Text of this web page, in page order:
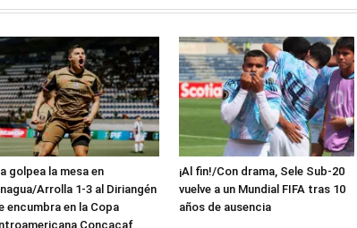
golpea la mesa en
Arrolla 1-3 al Diriangén
encumbra en la Copa
Concacaf
¡Al fin!/Con drama, Sele Sub-20
vuelve a un Mundial FIFA tras 10
años de ausencia